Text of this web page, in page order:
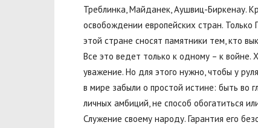
Треблинка, Майданек, Аушвиц-Биркенау.
освобождении европейских стран.
этой стране сносят памятники тем, кто
Все это ведет только к одному – к войне.
уважение. Но для этого нужно, чтобы у
в мире забыли о простой истине: быть во
личных амбиций, не способ обогатиться
Служение своему народу. Гарантия его